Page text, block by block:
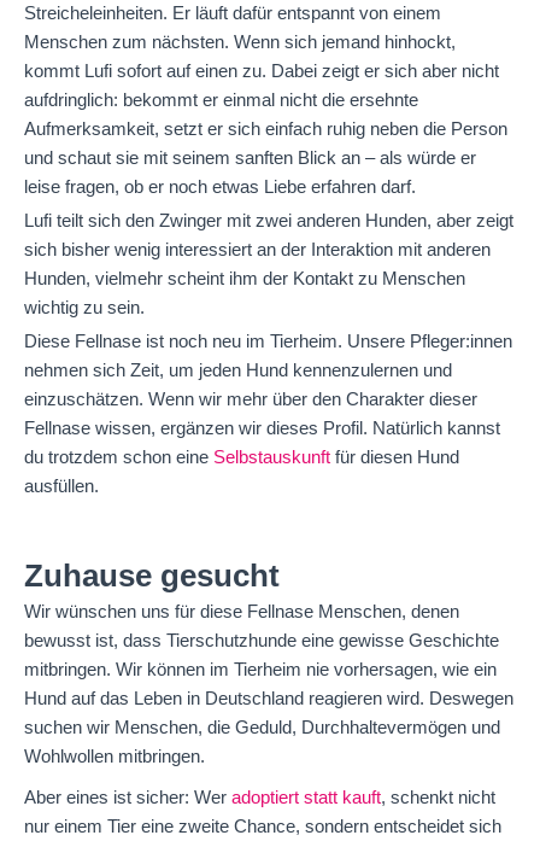
Streicheleinheiten. Er läuft dafür entspannt von einem
Menschen zum nächsten. Wenn sich jemand hinhockt,
kommt Lufi sofort auf einen zu. Dabei zeigt er sich aber nicht
aufdringlich: bekommt er einmal nicht die ersehnte
Aufmerksamkeit, setzt er sich einfach ruhig neben die Person
und schaut sie mit seinem sanften Blick an – als würde er
leise fragen, ob er noch etwas Liebe erfahren darf.
Lufi teilt sich den Zwinger mit zwei anderen Hunden, aber zeigt
sich bisher wenig interessiert an der Interaktion mit anderen
Hunden, vielmehr scheint ihm der Kontakt zu Menschen
wichtig zu sein.
Diese Fellnase ist noch neu im Tierheim. Unsere Pfleger:innen
nehmen sich Zeit, um jeden Hund kennenzulernen und
einzuschätzen. Wenn wir mehr über den Charakter dieser
Fellnase wissen, ergänzen wir dieses Profil. Natürlich kannst
du trotzdem schon eine Selbstauskunft für diesen Hund
ausfüllen.
Zuhause gesucht
Wir wünschen uns für diese Fellnase Menschen, denen
bewusst ist, dass Tierschutzhunde eine gewisse Geschichte
mitbringen. Wir können im Tierheim nie vorhersagen, wie ein
Hund auf das Leben in Deutschland reagieren wird. Deswegen
suchen wir Menschen, die Geduld, Durchhaltevermögen und
Wohlwollen mitbringen.
Aber eines ist sicher: Wer adoptiert statt kauft, schenkt nicht
nur einem Tier eine zweite Chance, sondern entscheidet sich